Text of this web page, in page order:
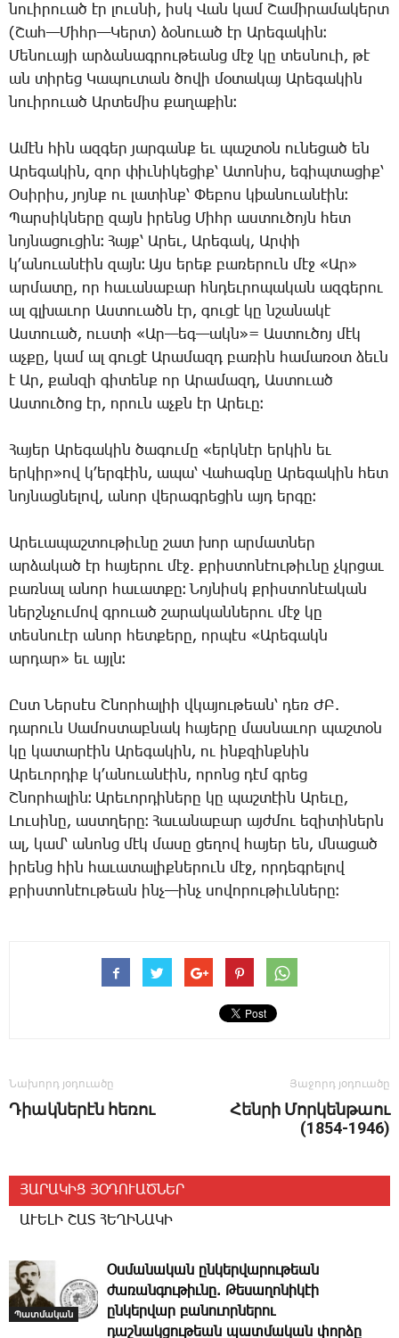
նուիրուած էր լուսնի, իսկ Վան կամ Շամիրամակերտ
(Շահ—Միհր—Կերտ) ձօնուած էր Արեգակին։
Մենուայի արձանագրութեանց մէջ կը տեսնուի, թէ
ան տիրեց Կապուտան ծովի մօտակայ Արեգակին
նուիրուած Արտեմիս քաղաքին։
Ամէն հին ազգեր յարգանք եւ պաշտօն ունեցած են
Արեգակին, զոր փիւնիկեցիք՝ Ատոնիս, եգիպտացիք՝
Օսիրիս, յոյնք ու լատինք՝ Փեբոս կþանուանէին։
Պարսիկները զայն իրենց Միհր աստուծոյն հետ
նոյնացուցին։ Հայք՝ Արեւ, Արեգակ, Արփի
կ՚անուանէին զայն։ Այս երեք բառերուն մէջ «Ար»
արմատը, որ հաւանաբար հնդեւրոպական ազգերու
ալ գլխաւոր Աստուածն էր, գուցէ կը նշանակէ
Աստուած, ուստի «Ար—եգ—ակն»= Աստուծոյ մէկ
աչքը, կամ ալ գուցէ Արամազդ բառին համառօտ ձեւն
է Ար, քանզի գիտենք որ Արամազդ, Աստուած
Աստուծոց էր, որուն աչքն էր Արեւը։
Հայեր Արեգակին ծագումը «երկնէր երկին եւ
երկիր»ով կ՚երգէին, ապա՝ Վահագնը Արեգակին հետ
նոյնացնելով , անոր վերագրեցին այդ երգը։
Արեւապաշտութիւնը շատ խոր արմատներ
արձակած էր հայերու մէջ. քրիստոնէութիւնը չկրցաւ
բառնալ անոր հաւատքը։ Նոյնիսկ քրիստոնէական
ներշնչումով գրուած շարականներու մէջ կը
տեսնուէր անոր հետքերը, որպէս «Արեգակն
արդար» եւ այլն։
Ըստ Ներսէս Շնորհալիի վկայութեան՝ դեռ ԺԲ.
դարուն Սամոստաբնակ հայերը մասնաւոր պաշտօն
կը կատարէին Արեգակին, ու ինքզինքնին
Արեւորդիք կ՚անուանէին, որոնց դէմ գրեց
Շնորհալին։ Արեւորդիները կը պաշտէին Արեւը,
Լուսինը, աստղերը։ Հաւանաբար այժմու եզիտիներն
ալ, կամ՝ անոնց մէկ մասը ցեղով հայեր են, մնացած
իրենց հին հաւատալիքներուն մէջ, որդեգրելով
քրիստոնէութեան ինչ—ինչ սովորութիւնները։
Նախորդ յօդուածը
Դիակներէն հեռու
Յաջորդ յօդուածը
Հենրի Մորկենթաու
(1854-1946)
ՅԱՐԱԿԻՑ ՅՕԴՈՒԱԾՆԵՐ
ԱՒԵԼԻ ՇԱՏ ՀԵՂԻՆԱԿԻ
Պատմական
Օսմանական ընկերվարութեան
ժառանգութիւնը. Թեսաղոնիկէի
ընկերվար բանուորներու
դաշնակցութեան պատմական փորձը